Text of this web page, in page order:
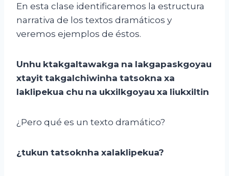
En esta clase identificaremos la estructura
narrativa de los textos dramáticos y
veremos ejemplos de éstos.
Unhu ktakgaltawakga na lakgapaskgoyau
xtayit takgalchiwinha tatsokna xa
laklipekua chu na ukxilkgoyau xa liukxiltin
¿Pero qué es un texto dramático?
¿tukun tatsoknha xalaklipekua?